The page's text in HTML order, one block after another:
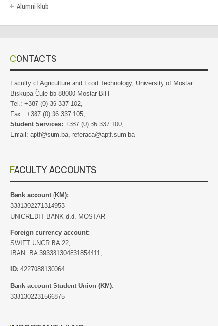
Alumni klub
CONTACTS
Faculty of Agriculture and Food Technology, University of Mostar
Biskupa Čule bb 88000 Mostar BiH
Tel.: +387 (0) 36 337 102,
Fax.: +387 (0) 36 337 105,
Student Services: +387 (0) 36 337 100,
Email: aptf@sum.ba, referada@aptf.sum.ba
FACULTY ACCOUNTS
Bank account (KM):
3381302271314953
UNICREDIT BANK d.d. MOSTAR
Foreign currency account:
SWIFT UNCR BA 22;
IBAN: BA 393381304831854411;
ID: 4227088130064
Bank account Student Union (KM):
3381302231566875